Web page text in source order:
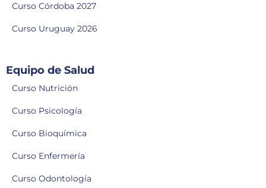
Curso Córdoba 2027
Curso Uruguay 2026
Equipo de Salud
Curso Nutrición
Curso Psicología
Curso Bioquímica
Curso Enfermería
Curso Odontología